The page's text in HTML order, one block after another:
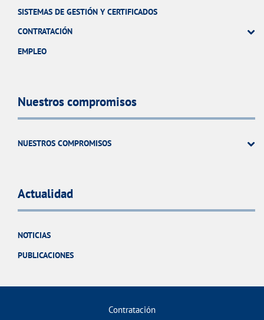
SISTEMAS DE GESTIÓN Y CERTIFICADOS
CONTRATACIÓN
EMPLEO
Nuestros compromisos
NUESTROS COMPROMISOS
Actualidad
NOTICIAS
PUBLICACIONES
Contratación